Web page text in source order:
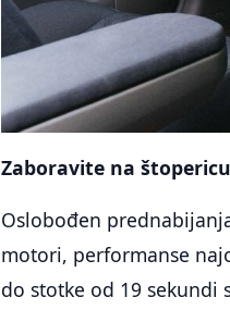
Zaboravite na štopericu
Oslobođen
motori, performanse
do stotke od 19 sekundi